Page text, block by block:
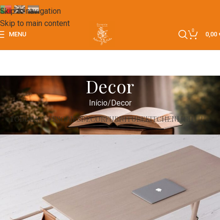
Skip to navigation
Skip to main content
MENU
0
0,00
Decor
Início Decor
TODOSACCESSORIESDECORFURNITUREKITCHENLIGHTING